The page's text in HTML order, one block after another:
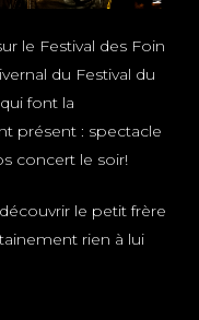
le Festival des Foin
du Festival du
font la
présent : spectacle
concert le soir!
le petit frère
rien à lui